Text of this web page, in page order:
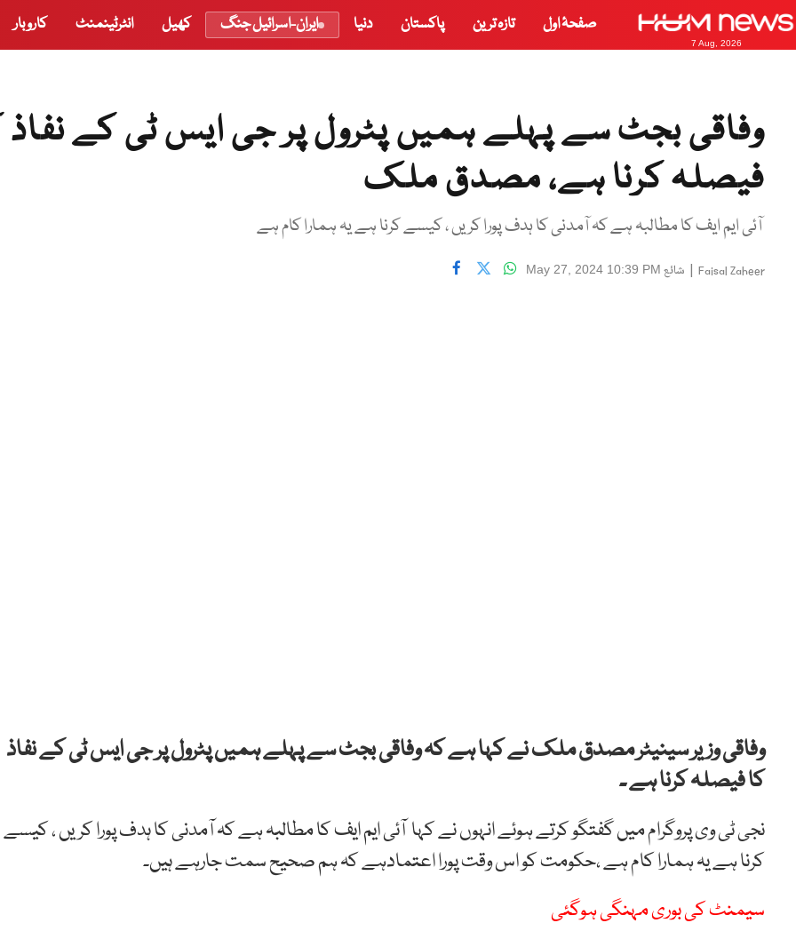
7 Aug, 2026
صفحۂ اول تازہ ترین پاکستان دنیا ایران-اسرائیل جنگ کھیل انٹرٹینمنٹ کاروبار
وفاقی بجٹ سے پہلے ہمیں پٹرول پر جی ایس ٹی کے نفاذ
فیصلہ کرنا ہے، مصدق ملک
آئی ایم ایف کا مطالبہ ہے کہ آمدنی کا ہدف پورا کریں ، کیسے کرنا ہے یہ ہمارا کام ہے
Faisal Zaheer
| شائع May 27, 2024 10:39 PM
وفاقی وزیر سینیٹر مصدق ملک نے کہا ہے کہ وفاقی بجٹ سے پہلے ہمیں پٹرول پر جی ایس ٹی کے نفاذ
کا فیصلہ کرنا ہے ۔
نجی ٹی وی پروگرام میں گفتگو کرتے ہوئے انہوں نے کہا آئی ایم ایف کا مطالبہ ہے کہ آمدنی کا ہدف پورا کریں ، کیسے
کرنا ہے یہ ہمارا کام ہے ،حکومت کو اس وقت پورا اعتمادہے کہ ہم صحیح سمت جارہے ہیں۔
سیمنٹ کی بوری مہنگی ہوگئی